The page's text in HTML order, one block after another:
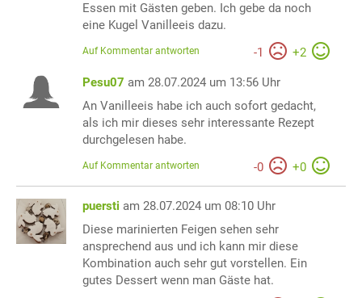
Essen mit Gästen geben. Ich gebe da noch
eine Kugel Vanilleeis dazu.
-1 +2
Auf Kommentar antworten
Pesu07 am 28.07.2024 um 13:56 Uhr
An Vanilleeis habe ich auch sofort gedacht,
als ich mir dieses sehr interessante Rezept
durchgelesen habe.
-0 +0
Auf Kommentar antworten
puersti am 28.07.2024 um 08:10 Uhr
Diese marinierten Feigen sehen sehr
ansprechend aus und ich kann mir diese
Kombination auch sehr gut vorstellen. Ein
gutes Dessert wenn man Gäste hat.